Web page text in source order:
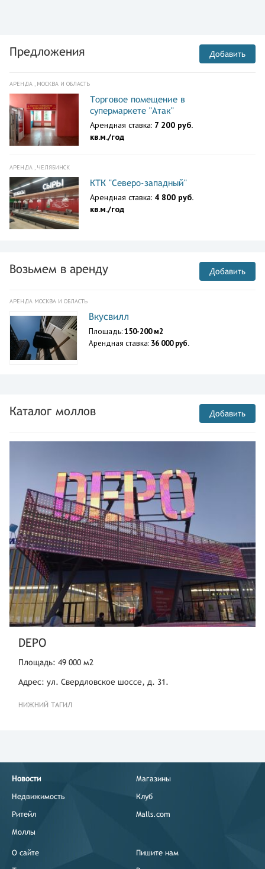
Предложения Добавить
АРЕНДА , МОСКВА И ОБЛАСТЬ
Торговое помещение в
супермаркете "Атак"
Арендная ставка: 7 200 руб.
кв.м./год
АРЕНДА , ЧЕЛЯБИНСК
КТК "Северо-западный"
Арендная ставка: 4 800 руб.
кв.м./год
Возьмем в аренду Добавить
АРЕНДА МОСКВА И ОБЛАСТЬ
Вкусвилл
Площадь:150-200 м2
Арендная ставка: 36 000 руб.
Каталог моллов Добавить
DEPO
Площадь: 49 000 м2
Адрес: ул. Свердловское шоссе, д. 31.
НИЖНИЙ ТАГИЛ
Новости
Недвижимость
Ритейл
Моллы
Магазины
Клуб
Malls.com
О сайте
Пишите нам